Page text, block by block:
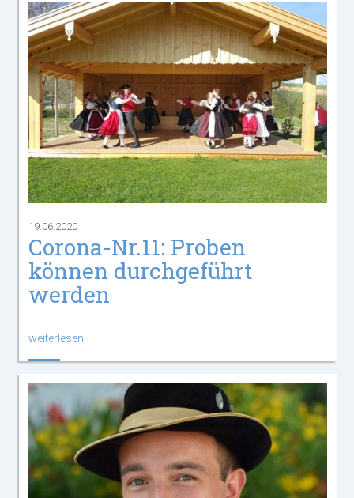
19.06.2020
Corona-Nr.11: Proben
können durchgeführt
werden
weiterlesen